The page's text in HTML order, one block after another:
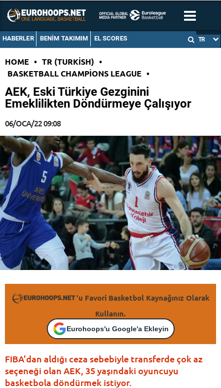
HABERLER BENIM TAKIMIM EL SCORES TR
HOME • TR (TURKISH) •
BASKETBALL CHAMPIONS LEAGUE •
AEK, Eski Türkiye Gezginini
Emeklilikten Döndürmeye Çalışıyor
06/OCA/22 09:08
'u Favori Basketbol Kaynağınız Olarak
Kullanın.
Eurohoops'u Google'a Ekleyin
FIBA’dan aldığı ceza sebebiyle transferde çok az
seçeneği olan AEK, 35 yaşındaki oyuncuyu
basketbola döndürmek istiyor.